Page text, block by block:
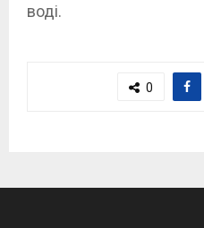
воді.
0